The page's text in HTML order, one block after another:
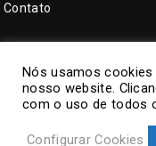
Contato
Nós usamos cookies
nosso website.
com o uso de todos
Configurar Cookies